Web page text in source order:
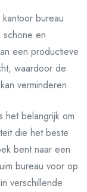
bureau
en
een productieve
waardoor de
verminderen.
het belangrijk om
die het beste
bent naar een
bureau voor op
verschillende